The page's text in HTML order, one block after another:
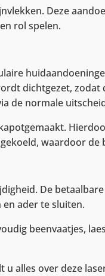
Deze
rol spelen.
dichtgezet,
de normale
waardoor
De
ader te sluiten.
beenvaatjes,
alles over deze